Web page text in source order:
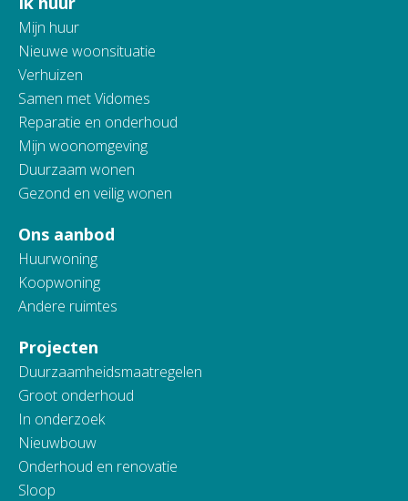
Contactinformatie
Mijn huur
Nieuwe woonsituatie
Verhuizen
Samen met Vidomes
Reparatie en onderhoud
Mijn woonomgeving
Duurzaam wonen
Gezond en veilig wonen
Ons aanbod
Huurwoning
Koopwoning
Andere ruimtes
Projecten
Duurzaamheidsmaatregelen
Groot onderhoud
In onderzoek
Nieuwbouw
Onderhoud en renovatie
Sloop